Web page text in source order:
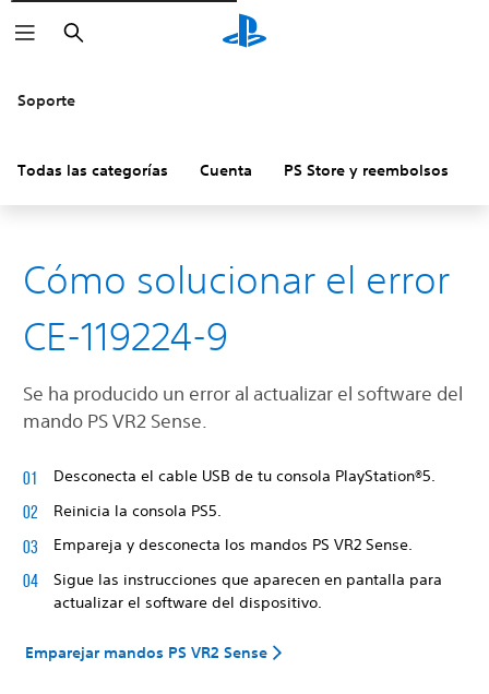
Buscar
Soporte
Todas las categorías Cuenta PS Store y reembolsos
Cómo solucionar el error
CE-119224-9
Se ha producido un error al actualizar el software del
mando PS VR2 Sense.
Desconecta el cable USB de tu consola PlayStation®5.
Reinicia la consola PS5.
Empareja y desconecta los mandos PS VR2 Sense.
Sigue las instrucciones que aparecen en pantalla para
actualizar el software del dispositivo.
Emparejar mandos PS VR2 Sense